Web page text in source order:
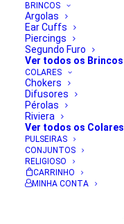
BRINCOS
Argolas
Ear Cuffs
Piercings
Segundo Furo
Ver todos os Brincos
COLARES
Chokers
Difusores
Pérolas
Riviera
Ver todos os Colares
PULSEIRAS
CONJUNTOS
RELIGIOSO
CARRINHO
MINHA CONTA